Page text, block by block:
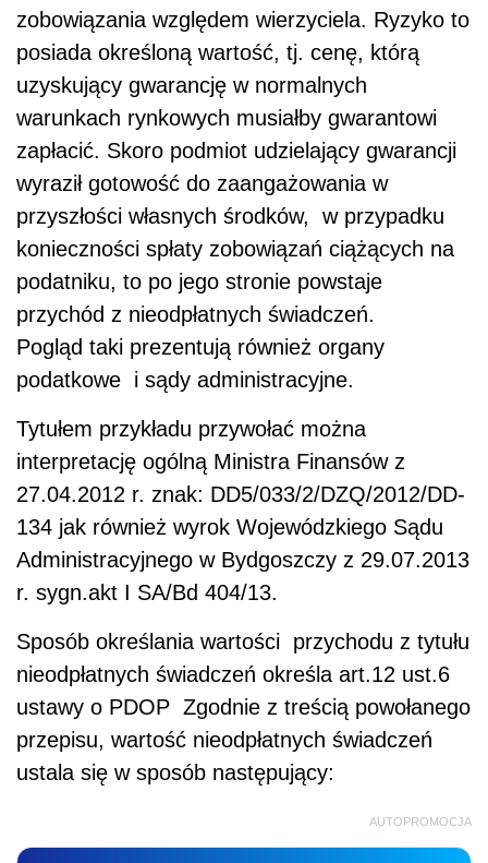
zobowiązania względem wierzyciela. Ryzyko to
posiada określoną wartość, tj. cenę, którą
uzyskujący gwarancję w normalnych
warunkach rynkowych musiałby gwarantowi
zapłacić. Skoro podmiot udzielający gwarancji
wyraził gotowość do zaangażowania w
przyszłości własnych środków, w przypadku
konieczności spłaty zobowiązań ciążących na
podatniku, to po jego stronie powstaje
przychód z nieodpłatnych świadczeń.
Pogląd taki prezentują również organy
podatkowe i sądy administracyjne.
Tytułem przykładu przywołać można
interpretację ogólną Ministra Finansów z
27.04.2012 r. znak: DD5/033/2/DZQ/2012/DD-
134 jak również wyrok Wojewódzkiego Sądu
Administracyjnego w Bydgoszczy z 29.07.2013
r. sygn.akt I SA/Bd 404/13.
Sposób określania wartości przychodu z tytułu
nieodpłatnych świadczeń określa art.12 ust.6
ustawy o PDOP Zgodnie z treścią powołanego
przepisu, wartość nieodpłatnych świadczeń
ustala się w sposób następujący:
AUTOPROMOCJA